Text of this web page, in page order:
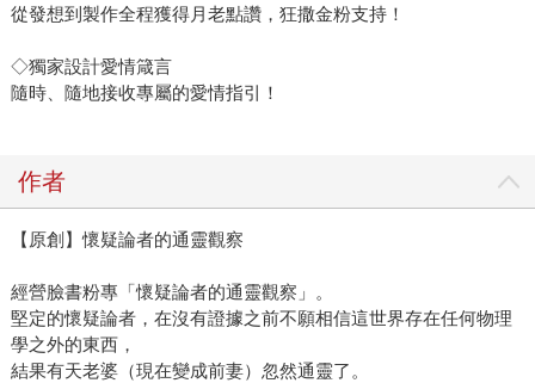
從發想到製作全程獲得月老點讚，狂撒金粉支持！
◇獨家設計愛情箴言
隨時、隨地接收專屬的愛情指引！
作者
【原創】懷疑論者的通靈觀察
經營臉書粉專「懷疑論者的通靈觀察」。
堅定的懷疑論者，在沒有證據之前不願相信這世界存在任何物理
學之外的東西，
結果有天老婆（現在變成前妻）忽然通靈了。